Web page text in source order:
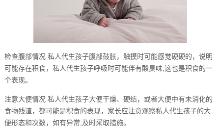
检查腹部情况 私人代生孩子腹部鼓胀，触摸时可能感觉硬硬的，说明
可能存在积食，私人代生孩子呼吸时可能伴有酸臭味,这也是积食的一
个表现。
注意大便情况 私人代生孩子大便干燥、硬结，或者大便中有未消化的
食物残渣，都可能是积食的表现，家长应注意观察私人代生孩子的大
便形态和次数，如有异常,及时采取措施。